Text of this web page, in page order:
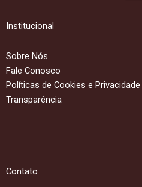
Institucional
Sobre Nós
Fale Conosco
Políticas de Cookies e Privacidade
Transparência
Contato